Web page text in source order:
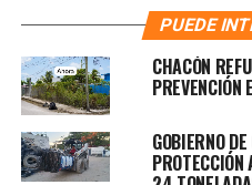
PUEDE
CHACÓN
PREVENCIÓN
GOBIERNO